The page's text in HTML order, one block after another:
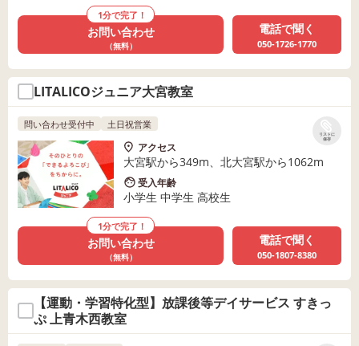
1分で完了！
お問い合わせ
（無料）
電話で聞く
050-1726-1770
LITALICOジュニア大宮教室
リストに
保存
問い合わせ受付中 土日祝営業
アクセス
大宮駅から349m、北大宮駅から1062m
受入年齢
小学生 中学生 高校生
1分で完了！
お問い合わせ
（無料）
電話で聞く
050-1807-8380
【運動・学習特化型】放課後等デイサービス すきっ
ぷ 上青木西教室